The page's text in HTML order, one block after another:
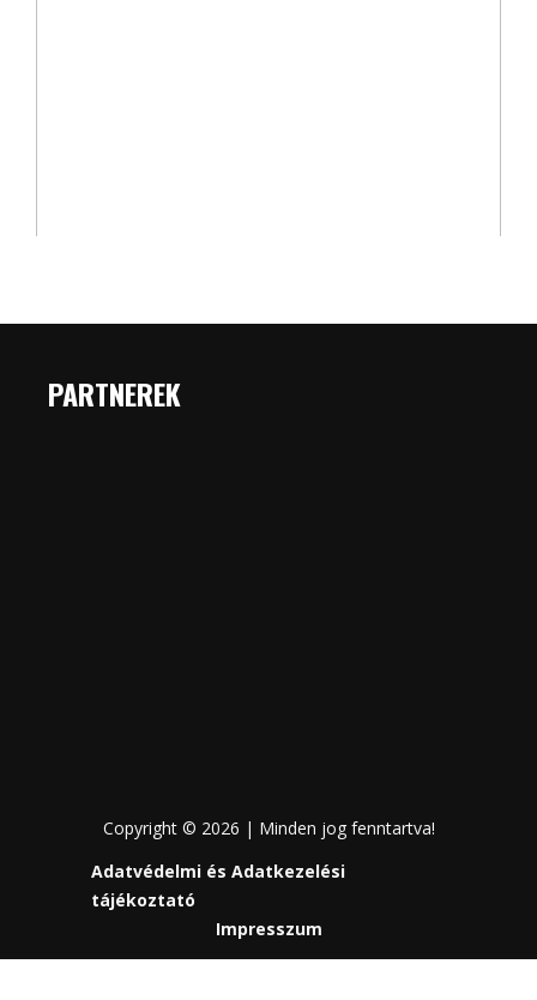
PARTNEREK
Copyright © 2026 | Minden jog fenntartva!
Adatvédelmi és Adatkezelési
tájékoztató
Impresszum